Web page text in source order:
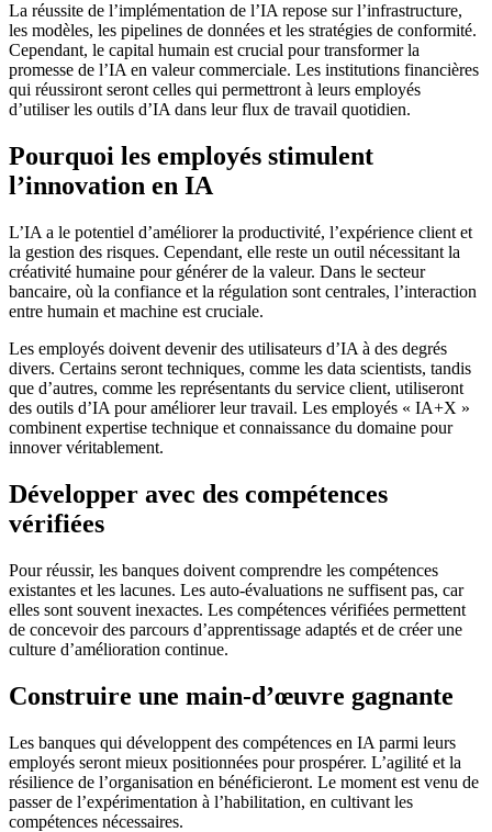
La réussite de l’implémentation de l’IA repose sur l’infrastructure,
les modèles, les pipelines de données et les stratégies de conformité.
Cependant, le capital humain est crucial pour transformer la
promesse de l’IA en valeur commerciale. Les institutions financières
qui réussiront seront celles qui permettront à leurs employés
d’utiliser les outils d’IA dans leur flux de travail quotidien.
Pourquoi les employés stimulent
l’innovation en IA
L’IA a le potentiel d’améliorer la productivité, l’expérience client et
la gestion des risques. Cependant, elle reste un outil nécessitant la
créativité humaine pour générer de la valeur. Dans le secteur
bancaire, où la confiance et la régulation sont centrales, l’interaction
entre humain et machine est cruciale.
Les employés doivent devenir des utilisateurs d’IA à des degrés
divers. Certains seront techniques, comme les data scientists, tandis
que d’autres, comme les représentants du service client, utiliseront
des outils d’IA pour améliorer leur travail. Les employés « IA+X »
combinent expertise technique et connaissance du domaine pour
innover véritablement.
Développer avec des compétences
vérifiées
Pour réussir, les banques doivent comprendre les compétences
existantes et les lacunes. Les auto-évaluations ne suffisent pas, car
elles sont souvent inexactes. Les compétences vérifiées permettent
de concevoir des parcours d’apprentissage adaptés et de créer une
culture d’amélioration continue.
Construire une main-d’œuvre gagnante
Les banques qui développent des compétences en IA parmi leurs
employés seront mieux positionnées pour prospérer. L’agilité et la
résilience de l’organisation en bénéficieront. Le moment est venu de
passer de l’expérimentation à l’habilitation, en cultivant les
compétences nécessaires.